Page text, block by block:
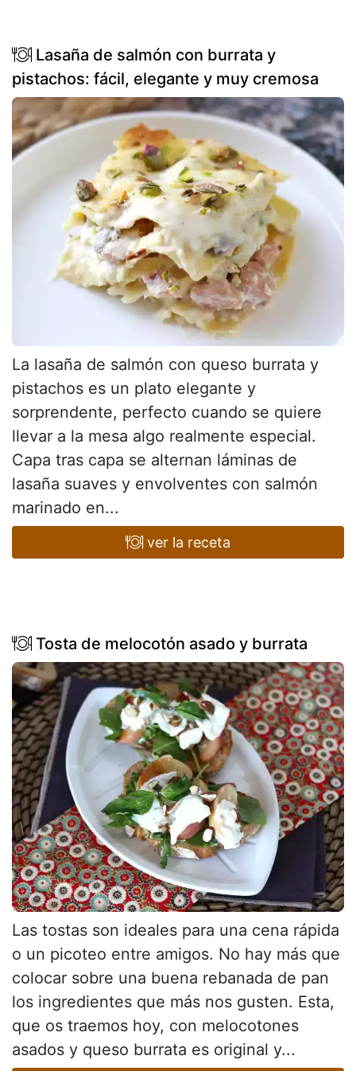
Lasaña de salmón con burrata y
pistachos: fácil, elegante y muy cremosa
La lasaña de salmón con queso burrata y
pistachos es un plato elegante y
sorprendente, perfecto cuando se quiere
llevar a la mesa algo realmente especial.
Capa tras capa se alternan láminas de
lasaña suaves y envolventes con salmón
marinado en...
ver la receta
Tosta de melocotón asado y burrata
Las tostas son ideales para una cena rápida
o un picoteo entre amigos. No hay más que
colocar sobre una buena rebanada de pan
los ingredientes que más nos gusten. Esta,
que os traemos hoy, con melocotones
asados y queso burrata es original y...